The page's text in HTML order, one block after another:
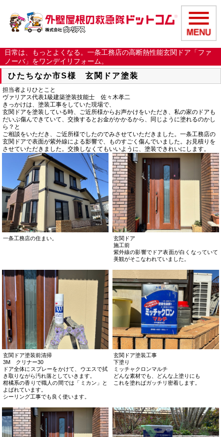
日常は、もっとよくなる。一条工務店の高断熱性能玄関ドア「ファ
ノーバ」をワンデイリフォーム。
ひたちなか市S様 玄関ドア塗装
担当者よりひとこと
ヴァリアス代表1級建築塗装技能士 佐々木孝二
きっかけは、塗装工事をしていた現場で、
玄関ドアを塗装している時、ご近所様からお声かけをいただき、私の家のドアも
だいぶ傷んできていて、交換するとお金がかかるから、同じように塗れるのかし
ら？と
ご相談をいただき、ご近所様でしたのでみさせていただきました。一条工務店の
玄関ドアで表面が紫外線による影響で、ものすごく傷んでいました。お見積りを
させていただきました。交換しなくてもいいように、塗装できれいにします。
一条工務店の住まい。
玄関ドア
施工前
紫外線の影響でドア表面が白くなっていて
美観がそこなわれていました。
玄関ドア塗装前清掃
3M クリナー30
ドア全体にスプレーをかけて、ウエスで拭
き取りながら汚れ落としていきます。
柑橘系の香りで職人の間では「ミカン」と
よばれています。
シーリング工事でも良く使います。
玄関ドア塗装工事
下塗り
ミッチャクロンマルチ
どんな素材でも、どんな上塗りにも
これを塗ればガッチリ密着します。